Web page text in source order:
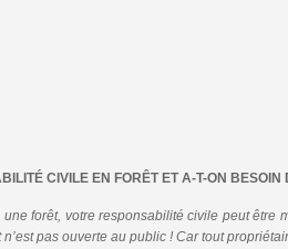
CIVILE EN FORÊT ET A-T-ON BESOIN
forêt, votre responsabilité civile peut être
n’est pas ouverte au public ! Car tout